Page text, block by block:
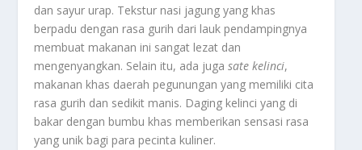
dan sayur urap. Tekstur nasi jagung yang khas
berpadu dengan rasa gurih dari lauk pendampingnya
membuat makanan ini sangat lezat dan
mengenyangkan. Selain itu, ada jugasate kelinci,
makanan khas daerah pegunungan yang memiliki cita
rasa gurih dan sedikit manis. Daging kelinci yang di
bakar dengan bumbu khas memberikan sensasi rasa
yang unik bagi para pecinta kuliner.